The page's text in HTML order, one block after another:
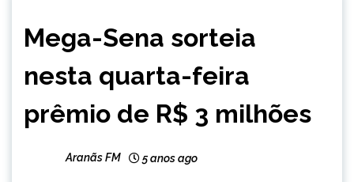
NOTÍCIAS
Mega-Sena sorteia
nesta quarta-feira
prêmio de R$ 3 milhões
Aranãs FM 5 anos ago